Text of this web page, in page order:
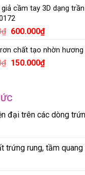
cầm tay 3D dạng
₫ 600.000₫
chất tạo nhờn hương
₫ 150.000₫
đại trên các dòng
trứng rung, tầm